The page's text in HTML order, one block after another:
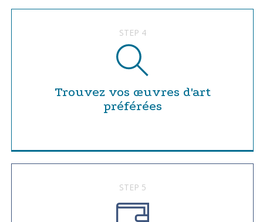
STEP 4
Trouvez vos œuvres d'art
préférées
STEP 5